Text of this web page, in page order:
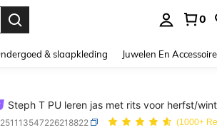
0
& slaapkleding Juwelen En
Steph T PU leren jas met rits voor herfst/
(1000+